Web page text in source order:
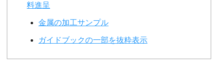
料進呈
金属の加工サンプル
ガイドブックの一部を抜粋表示